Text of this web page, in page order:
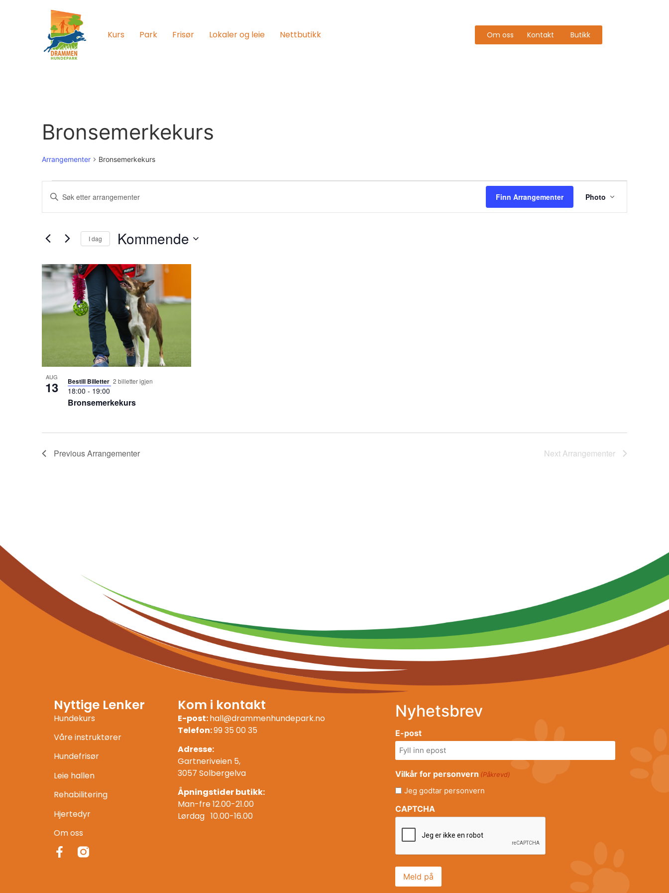
Kurs Park Frisør Lokaler og leie Nettbutikk Om oss Kontakt Butikk
Bronsemerkekurs
Arrangementer Bronsemerkekurs
Arrangementer
Search
Views
Navigation
Skriv
inn
Søk
Arrangementer.
Finn Arrangementer
Views
Photo
I dag Kommende
List
of
events
View
AUG
13
Bronsemerkekurs
18:00 - 19:00
Bestill Billetter 2 billetter igjen
PreviousArrangementer NextArrangementer
Nyttige Lenker
Hundekurs
Våre instruktører
Hundefrisør
Leie hallen
Rehabilitering
Hjertedyr
Om oss
Kom i kontakt
E-post:hall@drammenhundepark.no
Telefon:99 35 00 35
Adresse:
Gartneriveien 5,
3057 Solbergelva
Åpningstider butikk:
Man-fre 12.00-21.00
Lørdag 10.00-16.00
Nyhetsbrev
E-post
Vilkår for personvern (Påkrevd)
Jeg godtar personvern
CAPTCHA